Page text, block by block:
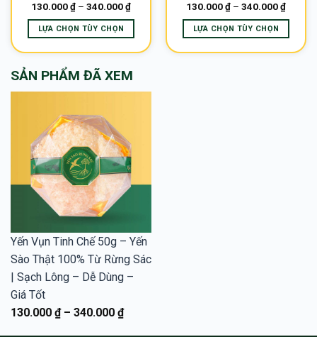
130.000₫ – 340.000₫
LỰA CHỌN TÙY CHỌN
này
có
biến
thể.
Các
tùy
chọn
có
thể
được
chọn
trên
trang
sản
130.000₫ – 340.000₫
LỰA CHỌN TÙY CHỌN
SẢN PHẨM ĐÃ XEM
Yến Vụn Tinh Chế 50g – Yến
Sào Thật 100% Từ Rừng Sác
| Sạch Lông – Dễ Dùng –
Giá Tốt
130.000 ₫– 340.000 ₫